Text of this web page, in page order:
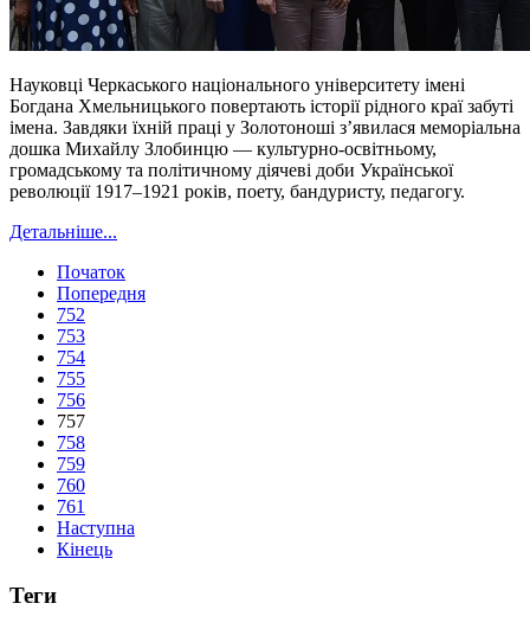
Науковці Черкаського національного університету імені
Богдана Хмельницького повертають історії рідного краї забуті
імена. Завдяки їхній праці у Золотоноші з’явилася меморіальна
дошка Михайлу Злобинцю — культурно-освітньому,
громадському та політичному діячеві доби Української
революції 1917–1921 років, поету, бандуристу, педагогу.
Детальніше...
Початок
Попередня
752
753
754
755
756
757
758
759
760
761
Наступна
Кінець
Теги